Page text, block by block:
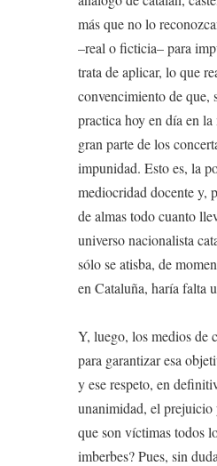
más que no lo
–real o ficticia– para
trata de aplicar, lo que
convencimiento de que,
practica hoy en día en
gran parte de los
impunidad. Esto es, la
mediocridad docente y,
de almas todo cuanto
universo nacionalista
sólo se atisba, de
en Cataluña, haría falta
Y, luego, los medios de
para garantizar esa
y ese respeto, en
unanimidad, el prejuicio
que son víctimas todos
imberbes? Pues, sin